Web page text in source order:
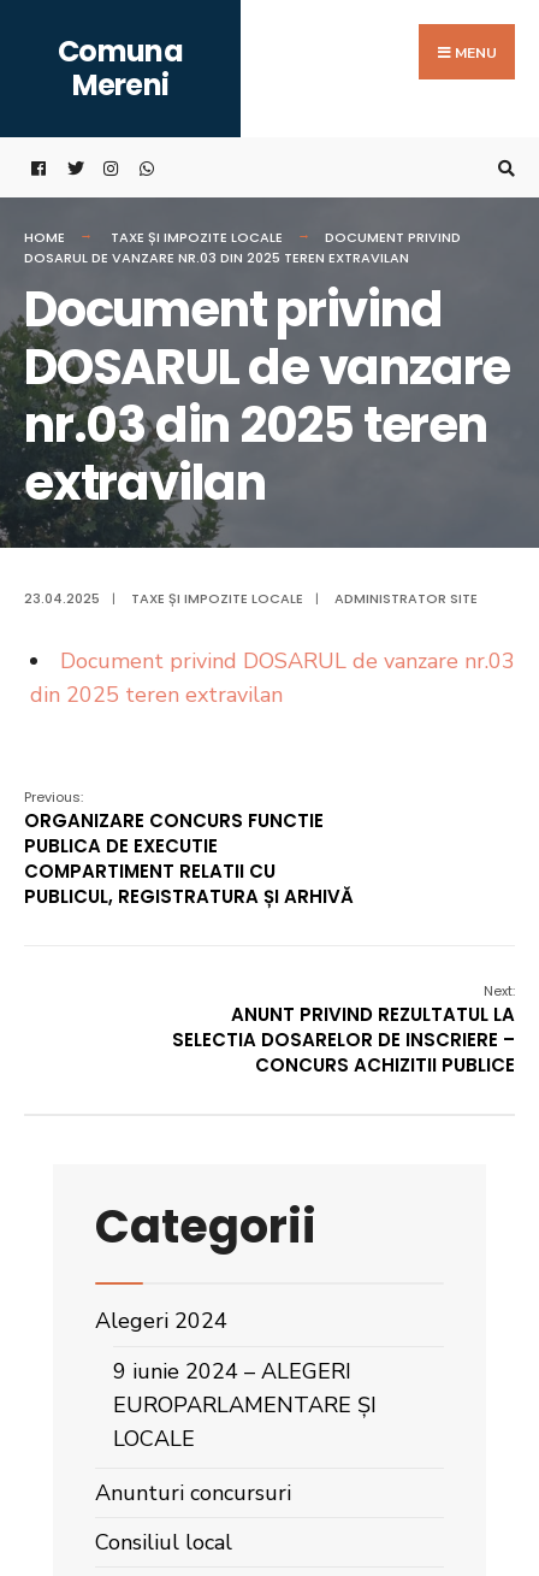
content
Comuna
Mereni
MENU
HOME TAXE ȘI IMPOZITE LOCALE
DOCUMENT PRIVIND
DOSARUL DE VANZARE NR.03 DIN 2025 TEREN EXTRAVILAN
Document privind
DOSARUL de vanzare
nr.03 din 2025 teren
extravilan
23.04.2025 | TAXE ȘI IMPOZITE LOCALE | ADMINISTRATOR SITE
Document privind DOSARUL de vanzare nr.03
din 2025 teren extravilan
Previous:
ORGANIZARE CONCURS FUNCTIE
PUBLICA DE EXECUTIE
COMPARTIMENT RELATII CU
PUBLICUL, REGISTRATURA ȘI ARHIVĂ
Next:
ANUNT PRIVIND REZULTATUL LA
SELECTIA DOSARELOR DE INSCRIERE –
CONCURS ACHIZITII PUBLICE
Categorii
Alegeri 2024
9 iunie 2024 – ALEGERI
EUROPARLAMENTARE ȘI
LOCALE
Anunturi concursuri
Consiliul local
for: